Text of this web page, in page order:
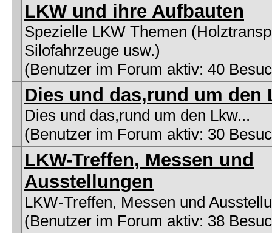
LKW und ihre Aufbauten
Spezielle LKW Themen
Silofahrzeuge usw.)
(Benutzer im Forum aktiv: 40
Dies und das,rund um den
Dies und das,rund um den Lkw...
(Benutzer im Forum aktiv: 30
LKW-Treffen, Messen und
Ausstellungen
LKW-Treffen, Messen und
(Benutzer im Forum aktiv: 38